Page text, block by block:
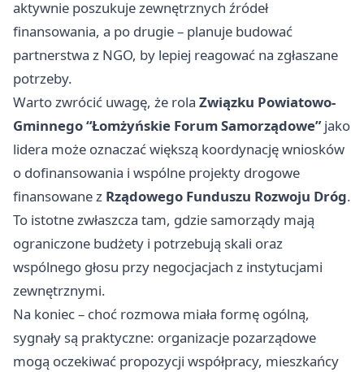
aktywnie poszukuje zewnętrznych źródeł
finansowania, a po drugie – planuje budować
partnerstwa z NGO, by lepiej reagować na zgłaszane
potrzeby.
Warto zwrócić uwagę, że rola Związku Powiatowo-
Gminnego “Łomżyńskie Forum Samorządowe”jako
lidera może oznaczać większą koordynację wniosków
o dofinansowania i wspólne projekty drogowe
finansowane z Rządowego Funduszu Rozwoju Dróg.
To istotne zwłaszcza tam, gdzie samorządy mają
ograniczone budżety i potrzebują skali oraz
wspólnego głosu przy negocjacjach z instytucjami
zewnętrznymi.
Na koniec – choć rozmowa miała formę ogólną,
sygnały są praktyczne: organizacje pozarządowe
mogą oczekiwać propozycji współpracy, mieszkańcy